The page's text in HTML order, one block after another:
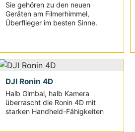
Sie gehören zu den neuen
Geräten am Filmerhimmel,
Überflieger im besten Sinne.
DJI Ronin 4D
Halb Gimbal, halb Kamera
überrascht die Ronin 4D mit
starken Handheld-Fähigkeiten